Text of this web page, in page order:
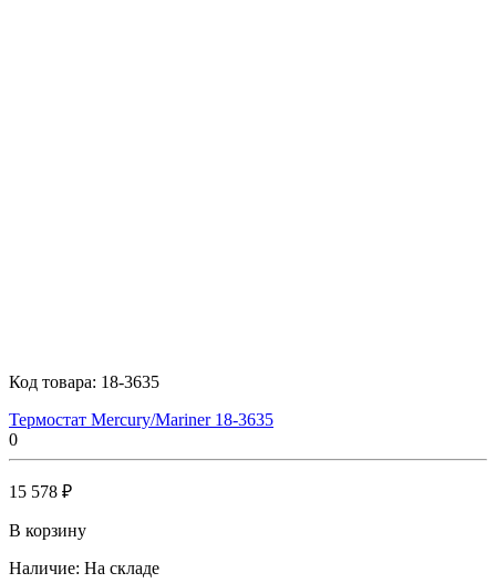
Код товара: 18-3635
Термостат Mercury/Mariner 18-3635
0
15 578 ₽
В корзину
Наличие: На складе